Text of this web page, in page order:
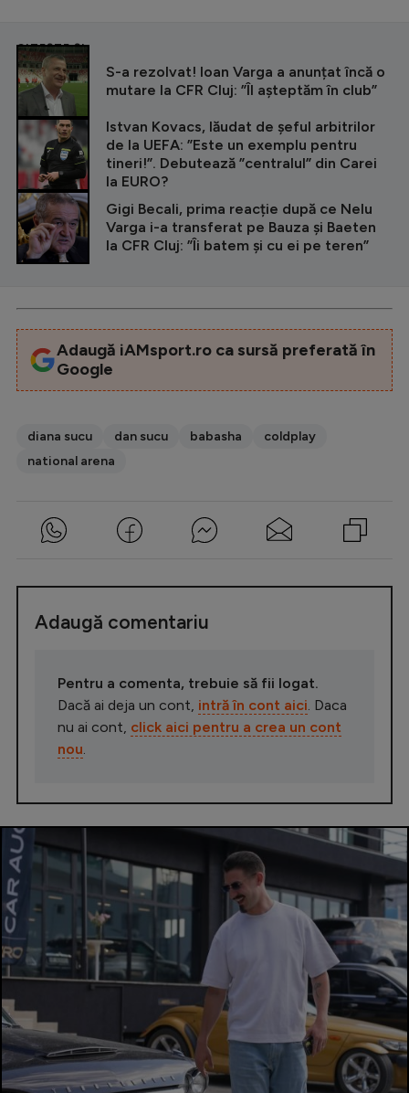
CITEȘTE ȘI
S-a rezolvat! Ioan Varga a anunțat încă o
mutare la CFR Cluj: ”Îl așteptăm în club”
Istvan Kovacs, lăudat de șeful arbitrilor
de la UEFA: ”Este un exemplu pentru
tineri!”. Debutează ”centralul” din Carei
la EURO?
Gigi Becali, prima reacție după ce Nelu
Varga i-a transferat pe Bauza și Baeten
la CFR Cluj: ”Îi batem și cu ei pe teren”
Adaugă iAMsport.ro ca sursă preferată în
Google
diana sucu dan sucu babasha
coldplay
national arena
Adaugă comentariu
Pentru a comenta, trebuie să fii logat.
Dacă ai deja un cont, intră în cont aici. Daca
nu ai cont, click aici pentru a crea un cont
nou.